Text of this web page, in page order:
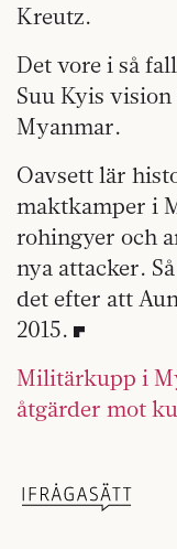
Kreutz.
Det vore i så
Suu Kyis
Myanmar.
Oavsett lär
maktkamper i
rohingyer och
nya attacker.
det efter att
2015.
Militärkupp i
åtgärder mot